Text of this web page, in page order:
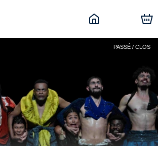
PASSÉ / CLOS